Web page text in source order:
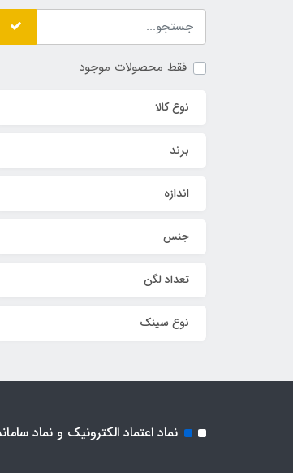
فقط محصولات موجود
نوع کالا
برند
اندازه
جنس
تعداد لگن
نوع سینک
نماد اعتماد الکترونیک و نماد